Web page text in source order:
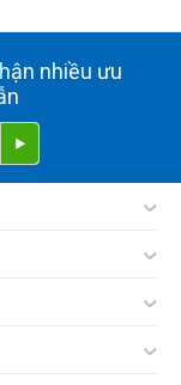
nhiều ưu